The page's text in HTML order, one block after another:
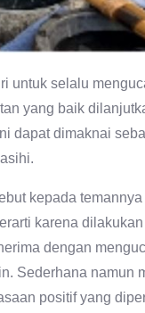
untuk selalu
yang baik
dapat dimaknai
kepada
karena
dengan
Sederhana namun
positif yang